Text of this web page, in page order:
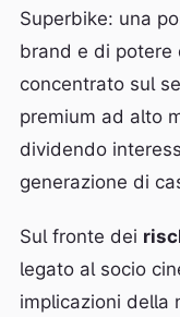
Superbike: una
brand e di potere
concentrato sul
premium ad alto
dividendo
generazione di
Sul fronte dei
legato al socio
implicazioni della